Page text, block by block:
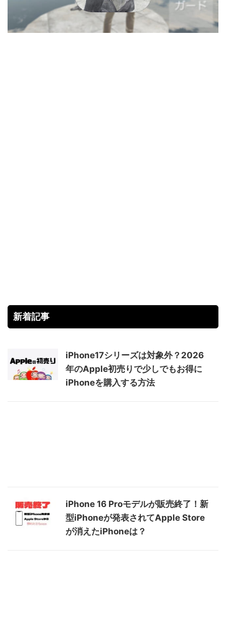
新着記事
iPhone17シリーズは対象外？2026
年のApple初売りで少しでもお得に
iPhoneを購入する方法
iPhone 16 Proモデルが販売終了！新
型iPhoneが発表されてApple Store
が消えたiPhoneは？